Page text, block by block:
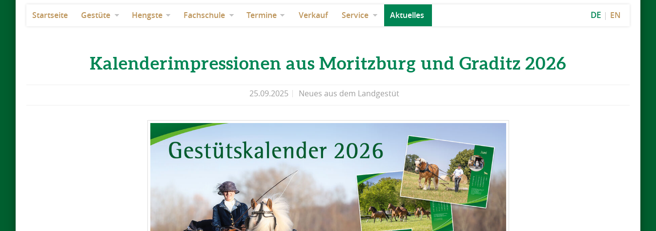
Startseite Gestüte Hengste Fachschule Termine Verkauf Service Aktuelles EN
DE
Kalenderimpressionen aus Moritzburg und Graditz 2026
25.09.2025 Neues aus dem Landgestüt